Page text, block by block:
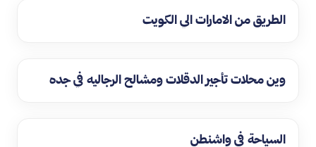
الطريق من الامارات الي الكويت
وين محلات تأجير الدقلات ومشالح الرجاليه في جده
السياحة في واشنطن